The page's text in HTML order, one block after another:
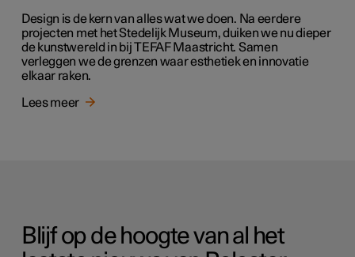
Design is de kern van alles wat we doen. Na eerdere
projecten met het Stedelijk Museum, duiken we nu dieper
de kunstwereld in bij TEFAF Maastricht. Samen
verleggen we de grenzen waar esthetiek en innovatie
elkaar raken.
Lees meer
Blijf op de hoogte van al het